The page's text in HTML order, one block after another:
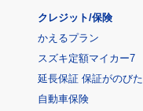
クレジット/保険
かえるプラン
スズキ定額マイカー7
延長保証 保証がのびた
自動車保険